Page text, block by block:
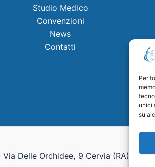
Per
unici
su
Studio Medico
Convenzioni
News
Contatti
Delle Orchidee, 9 Cervia (RA) –